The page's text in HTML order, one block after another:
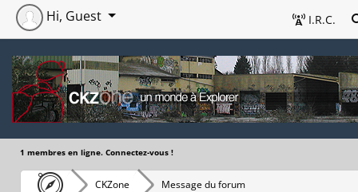
I.R.C.
Hi, Guest
1 membres en ligne. Connectez-vous !
CKZone Message du forum